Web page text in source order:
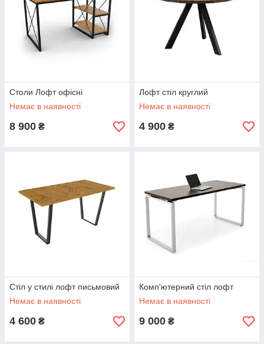
Столи Лофт офісні
Немає в наявності
8 900 ₴
Лофт стіл круглий
Немає в наявності
4 900 ₴
Стіл у стилі лофт письмовий
Немає в наявності
4 600 ₴
Комп'ютерний стіл лофт
Немає в наявності
9 000 ₴